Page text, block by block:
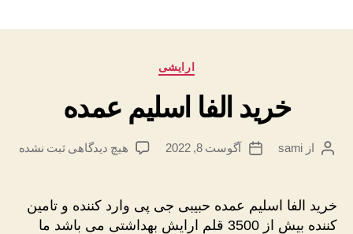
دسته‌ها
ارایشی
خرید الفا اسلیم عمده
نویسندهٔ
از sami
تاریخآگوست 8, 2022 هیچ دیدگاهیبرای
اسلیم
عمده
ثبت نشده
خرید الفا اسلیم عمده حبیبی جی پی وارد کننده و تامین
کننده بیش از 3500 قلم ارایش بهداشتی می باشد ما